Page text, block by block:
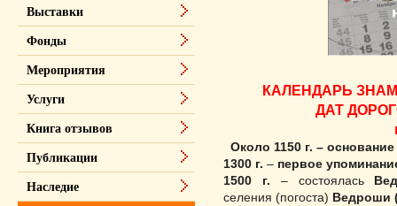
КАЛЕНДАРЬ
ДАТ
Около 1150 г. –
1300 г. – первое
1500 г. – состоялась
селения (погоста) Ведроши
Выставки
Фонды
Мероприятия
Услуги
Книга отзывов
Публикации
Наследие